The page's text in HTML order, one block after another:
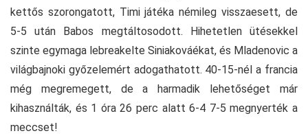
kettős szorongatott, Timi játéka némileg visszaesett, de
5-5 után Babos megtáltosodott. Hihetetlen ütésekkel
szinte egymaga lebreakelte Siniakováékat, és Mladenovic a
világbajnoki győzelemért adogathatott. 40-15-nél a francia
még megremegett, de a harmadik lehetőséget már
kihasználták, és 1 óra 26 perc alatt 6-4 7-5 megnyerték a
meccset!